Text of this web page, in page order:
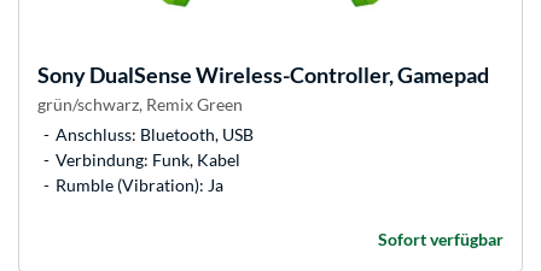
SonyDualSense Wireless-Controller, Gamepad
grün/schwarz, Remix Green
Anschluss: Bluetooth, USB
Verbindung: Funk, Kabel
Rumble (Vibration): Ja
Sofort verfügbar